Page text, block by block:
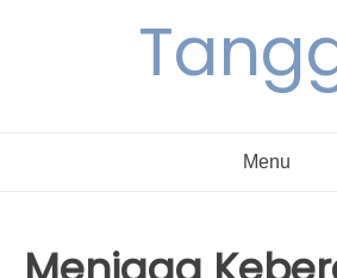
Menu